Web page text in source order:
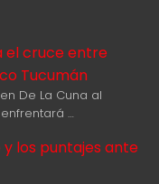
el cruce entre
Tucumán
De La Cuna al
…
y los puntajes ante